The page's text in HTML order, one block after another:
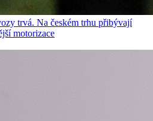
trvá. Na českém trhu přibývají
motorizace